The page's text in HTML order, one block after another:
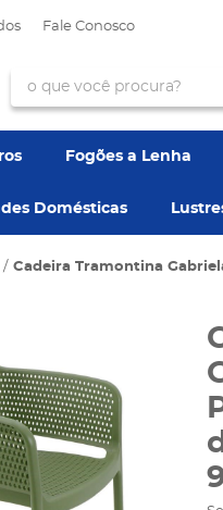
Fale Conosco
Fogões a Lenha
Domésticas
Cadeira Tramontina